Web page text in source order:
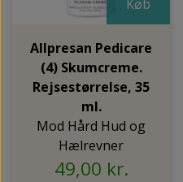
Køb
Allpresan Pedicare
(4) Skumcreme.
Rejsestørrelse, 35
ml.
Mod Hård Hud og
Hælrevner
49,00 kr.